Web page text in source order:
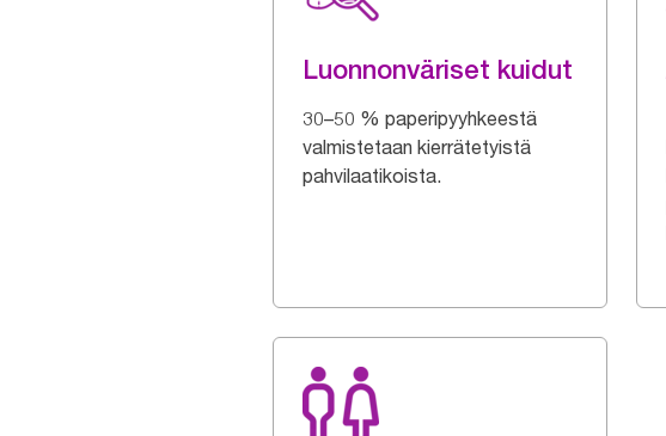
Luonnonväriset kuidut
30–50 % paperipyyhkeestä
valmistetaan kierrätetyistä
pahvilaatikoista.